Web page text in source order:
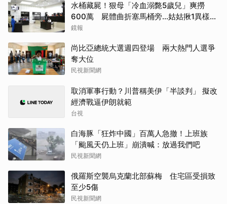
水桶藏屍！狠母「冷血溺斃5歲兒」爽撈
600萬 屍體曲折塞馬桶旁...姑姑揪1異樣破
案
鏡報
尚比亞總統大選週四登場 兩大熱門人選爭
奪大位
民視新聞網
取消軍事行動？川普稱美伊「半談判」 擬改
經濟戰逼伊朗就範
台視
白海豚「狂炸中國」百萬人急撤！上班族
「颱風天仍上班」崩潰喊：放過我們吧
民視新聞網
俄羅斯空襲烏克蘭北部蘇梅 住宅區受損致
至少5傷
民視新聞網